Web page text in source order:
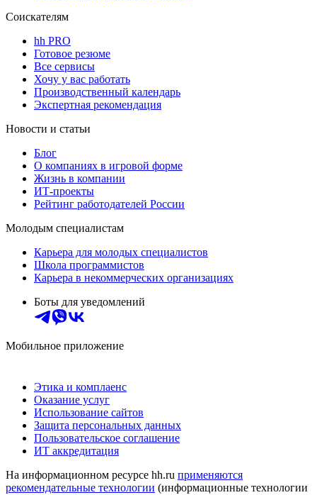
Соискателям
hh PRO
Готовое резюме
Все сервисы
Хочу у вас работать
Производственный календарь
Экспертная рекомендация
Новости и статьи
Блог
О компаниях в игровой форме
Жизнь в компании
ИТ-проекты
Рейтинг работодателей России
Молодым специалистам
Карьера для молодых специалистов
Школа программистов
Карьера в некоммерческих организациях
Боты для уведомлений
Мобильное приложение
Этика и комплаенс
Оказание услуг
Использование сайтов
Защита персональных данных
Пользовательское соглашение
ИТ аккредитация
На информационном ресурсе hh.ru применяются
рекомендательные технологии (информационные технологии